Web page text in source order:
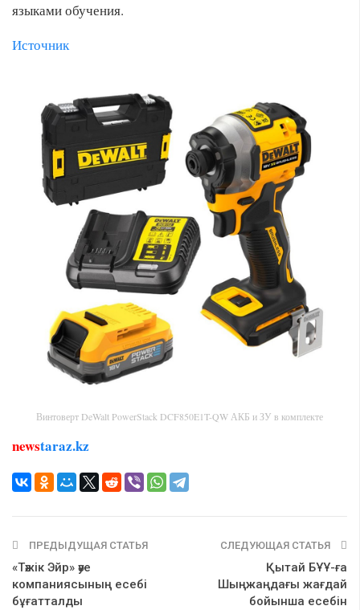
языками обучения.
Источник
Винтоверт DeWalt PowerStack DCF850E1T-QW АКБ и ЗУ в комплекте
newstaraz.kz
ПРЕДЫДУЩАЯ СТАТЬЯ
«Тәжік Эйр» әуе
компаниясының есебі
бұғатталды
СЛЕДУЮЩАЯ СТАТЬЯ
Қытай БҰҰ-ға
Шыңжаңдағы жағдай
бойынша есебін